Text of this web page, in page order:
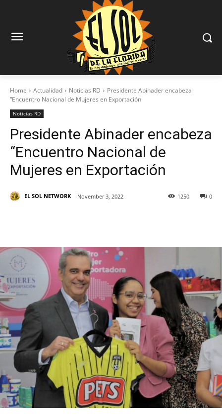
Home Actualidad Noticias RD
Presidente Abinader encabeza
“Encuentro Nacional de Mujeres en Exportación
Noticias RD
Presidente Abinader encabeza
“Encuentro Nacional de
Mujeres en Exportación
EL SOL NETWORK November 3, 2022 0
1250